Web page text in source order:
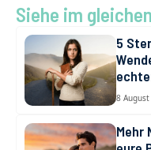
b
o
o
k
l o
d
o
n
t
Siehe im
5
8
Mehr